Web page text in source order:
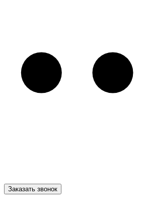
Заказать звонок